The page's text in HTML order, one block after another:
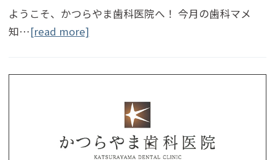
ようこそ、かつらやま歯科医院へ！ 今月の歯科マメ
知…[read more]